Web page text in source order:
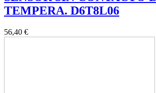
TEMPERA. D6T8L06
56,40 €